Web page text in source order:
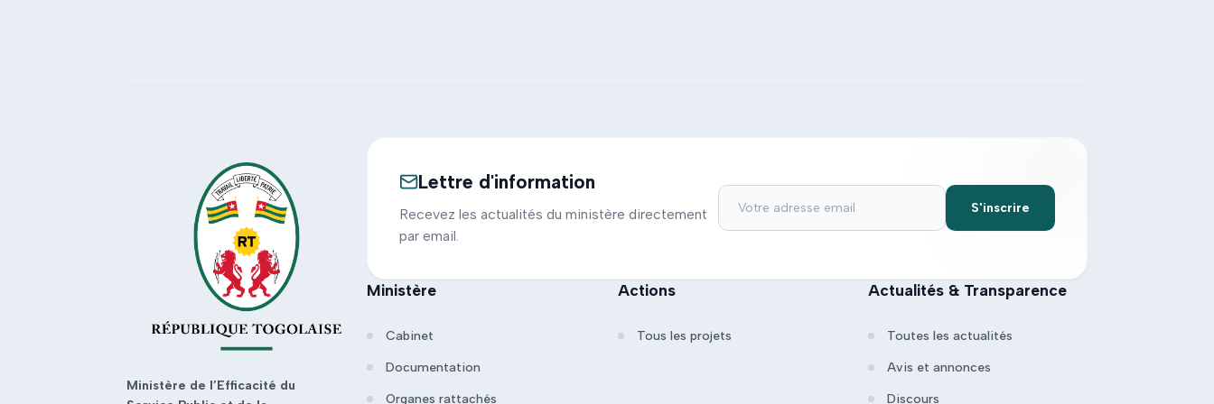
Ministère de l’Efficacité du
Lettre d'information
Recevez les actualités du ministère directement
par email.
S'inscrire
Ministère
Cabinet
Documentation
Organes rattachés
Actions
Tous les projets
Actualités & Transparence
Toutes les actualités
Avis et annonces
Discours